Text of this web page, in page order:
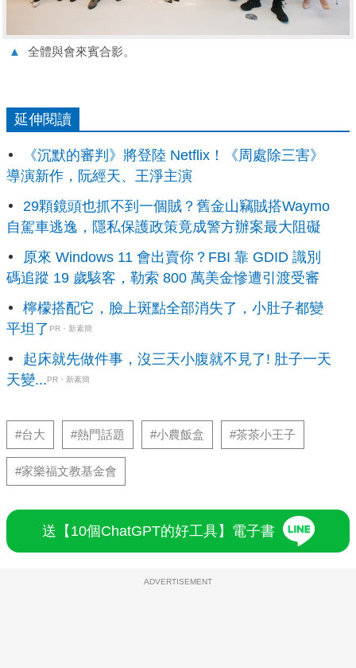
▲ 全體與會來賓合影。
延伸閱讀
《沉默的審判》將登陸 Netflix！《周處除三害》
導演新作，阮經天、王淨主演
29顆鏡頭也抓不到一個賊？舊金山竊賊搭Waymo
自駕車逃逸，隱私保護政策竟成警方辦案最大阻礙
原來 Windows 11 會出賣你？FBI 靠 GDID 識別
碼追蹤 19 歲駭客，勒索 800 萬美金慘遭引渡受審
檸檬搭配它，臉上斑點全部消失了，小肚子都變
平坦了 PR・新素簡
起床就先做件事，沒三天小腹就不見了! 肚子一天
天變...PR・新素簡
#台大 #熱門話題 #小農飯盒 #茶茶小王子
#家樂福文教基金會
送【10個ChatGPT的好工具】電子書
ADVERTISEMENT